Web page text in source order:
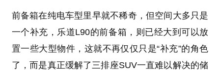
前备箱在纯电车型里早就不稀奇，但空间大多只是
一个补充，乐道L90的前备箱，则已经大到可以放
置一些大型物件，这就不再仅仅只是“补充”的角色
了，而是真正缓解了三排座SUV一直难以解决的储